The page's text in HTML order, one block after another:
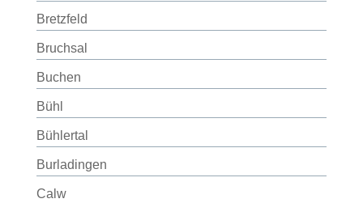
Bretzfeld
Bruchsal
Buchen
Bühl
Bühlertal
Burladingen
Calw